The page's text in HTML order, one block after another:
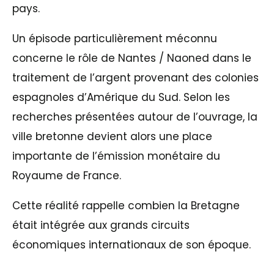
pays.
Un épisode particulièrement méconnu
concerne le rôle de Nantes / Naoned dans le
traitement de l’argent provenant des colonies
espagnoles d’Amérique du Sud. Selon les
recherches présentées autour de l’ouvrage, la
ville bretonne devient alors une place
importante de l’émission monétaire du
Royaume de France.
Cette réalité rappelle combien la Bretagne
était intégrée aux grands circuits
économiques internationaux de son époque.